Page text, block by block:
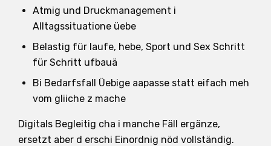
Atmig und Druckmanagement i
Alltagssituatione üebe
Belastig für laufe, hebe, Sport und Sex Schritt
für Schritt ufbauä
Bi Bedarfsfall Üebige aapasse statt eifach meh
vom gliiche z mache
Digitals Begleitig cha i manche Fäll ergänze,
ersetzt aber d erschi Einordnig nöd vollständig.